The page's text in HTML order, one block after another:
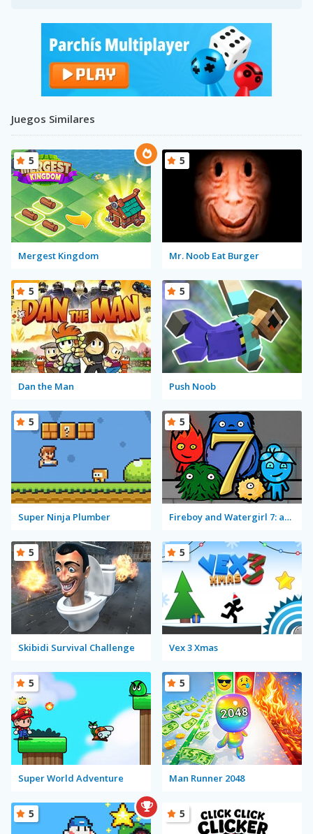
Juegos Similares
Mergest Kingdom
5
Mr. Noob Eat Burger
5
Dan the Man
5
Push Noob
5
Super Ninja Plumber
5
Fireboy and Watergirl 7: and Friends
5
Skibidi Survival Challenge
5
Vex 3 Xmas
5
Super World Adventure
5
Man Runner 2048
5
5 5